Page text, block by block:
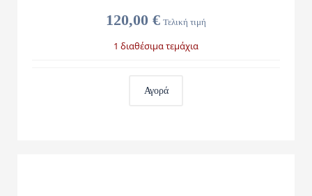
120,00 € Τελική τιμή
1 διαθέσιμα τεμάχια
Αγορά